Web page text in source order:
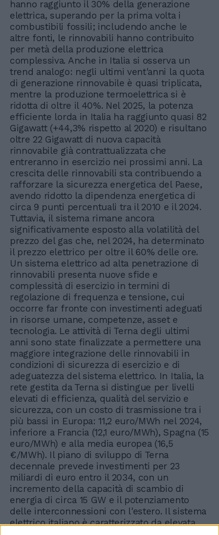
hanno raggiunto il 30% della generazione
elettrica, superando per la prima volta i
combustibili fossili; includendo anche le
altre fonti, le rinnovabili hanno contribuito
per metà della produzione elettrica
complessiva. Anche in Italia si osserva un
trend analogo: negli ultimi vent'anni la quota
di generazione rinnovabile è quasi triplicata,
mentre la produzione termoelettrica si è
ridotta di oltre il 40%. Nel 2025, la potenza
efficiente lorda in Italia ha raggiunto quasi 82
Gigawatt (+44,3% rispetto al 2020) e risultano
oltre 22 Gigawatt di nuova capacità
rinnovabile già contrattualizzata che
entreranno in esercizio nei prossimi anni. La
crescita delle rinnovabili sta contribuendo a
rafforzare la sicurezza energetica del Paese,
avendo ridotto la dipendenza energetica di
circa 9 punti percentuali tra il 2010 e il 2024.
Tuttavia, il sistema rimane ancora
significativamente esposto alla volatilità del
prezzo del gas che, nel 2024, ha determinato
il prezzo elettrico per oltre il 60% delle ore.
Un sistema elettrico ad alta penetrazione di
rinnovabili presenta nuove sfide e
complessità di esercizio in termini di
regolazione di frequenza e tensione, cui
occorre far fronte con investimenti adeguati
in risorse umane, competenze, asset e
tecnologia. Le attività di Terna degli ultimi
anni sono state finalizzate a permettere una
maggiore integrazione delle rinnovabili in
condizioni di sicurezza di esercizio e di
adeguatezza del sistema elettrico. In Italia, la
rete gestita da Terna si distingue per livelli
elevati di efficienza, qualità del servizio e
sicurezza, con un costo di trasmissione tra i
più bassi in Europa: 11,2 euro/MWh nel 2024,
inferiore a Francia (12,1 euro/MWh), Spagna (15
euro/MWh) e alla media europea (16,5
€/MWh). Il piano di sviluppo di Terna
decennale prevede investimenti per 23
miliardi di euro entro il 2034, con un
incremento della capacità di scambio di
energia di circa 15 GW e il potenziamento
delle interconnessioni con l'estero. Il sistema
elettrico italiano è caratterizzato da elevata